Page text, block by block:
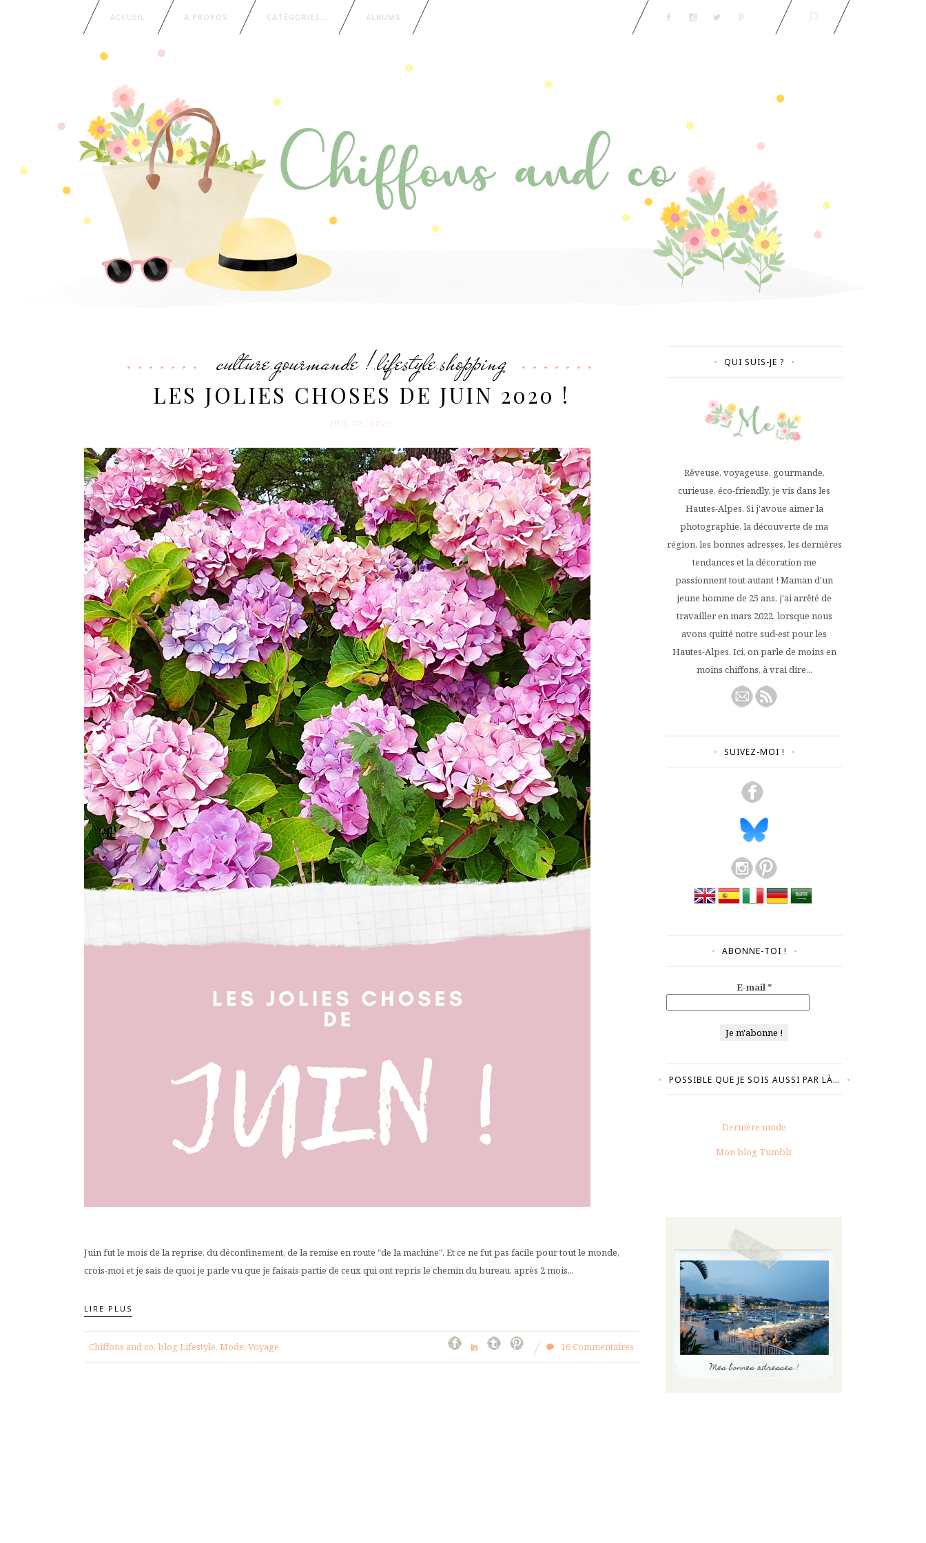
ACCUEIL A PROPOS CATÉGORIES… ALBUMS
culture, gourmande !,lifestyle,shopping
LES JOLIES CHOSES DE JUIN 2020 !
JUIL 08. 2020
Juin fut le mois de la reprise, du déconfinement, de la remise en route "de la machine". Et ce ne fut pas facile pour tout le monde,
crois-moi et je sais de quoi je parle vu que je faisais partie de ceux qui ont repris le chemin du bureau, après 2 mois...
LIRE PLUS
Chiffons and co, blog Lifestyle, Mode, Voyage 16 Commentaires
QUI SUIS-JE ?
Rêveuse, voyageuse, gourmande,
curieuse, éco-friendly, je vis dans les
Hautes-Alpes. Si j'avoue aimer la
photographie, la découverte de ma
région, les bonnes adresses, les dernières
tendances et la décoration me
passionnent tout autant ! Maman d'un
jeune homme de 25 ans, j'ai arrêté de
travailler en mars 2022, lorsque nous
avons quitté notre sud-est pour les
Hautes-Alpes. Ici, on parle de moins en
moins chiffons, à vrai dire...
SUIVEZ-MOI !
ABONNE-TOI !
E-mail*
POSSIBLE QUE JE SOIS AUSSI PAR LÀ…
Dernière mode
Mon blog Tumblr